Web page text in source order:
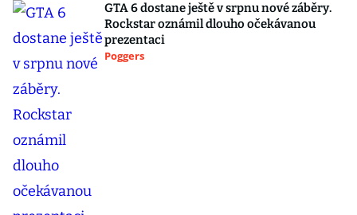
GTA 6 dostane ještě v srpnu nové záběry.
Rockstar oznámil dlouho očekávanou
prezentaci
Poggers